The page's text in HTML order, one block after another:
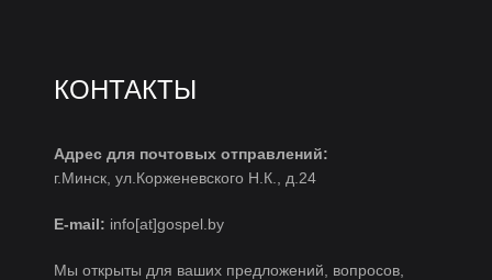
КОНТАКТЫ
Адрес для почтовых отправлений:
г.Минск, ул.Корженевского Н.К., д.24
E-mail: info[at]gospel.by
Мы открыты для ваших предложений, вопросов,